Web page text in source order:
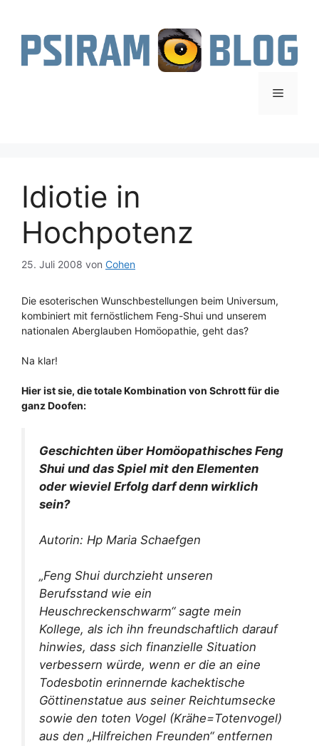
springen
Menü
Idiotie in
Hochpotenz
25. Juli 2008 von Cohen
Die esoterischen Wunschbestellungen beim Universum,
kombiniert mit fernöstlichem Feng-Shui und unserem
nationalen Aberglauben Homöopathie, geht das?
Na klar!
Hier ist sie, die totale Kombination von Schrott für die
ganz Doofen:
Geschichten über Homöopathisches Feng
Shui und das Spiel mit den Elementen
oder wieviel Erfolg darf denn wirklich
sein?
Autorin: Hp Maria Schaefgen
„Feng Shui durchzieht unseren
Berufsstand wie ein
Heuschreckenschwarm“ sagte mein
Kollege, als ich ihn freundschaftlich darauf
hinwies, dass sich finanzielle Situation
verbessern würde, wenn er die an eine
Todesbotin erinnernde kachektische
Göttinenstatue aus seiner Reichtumsecke
sowie den toten Vogel (Krähe=Totenvogel)
aus den „Hilfreichen Freunden“ entfernen